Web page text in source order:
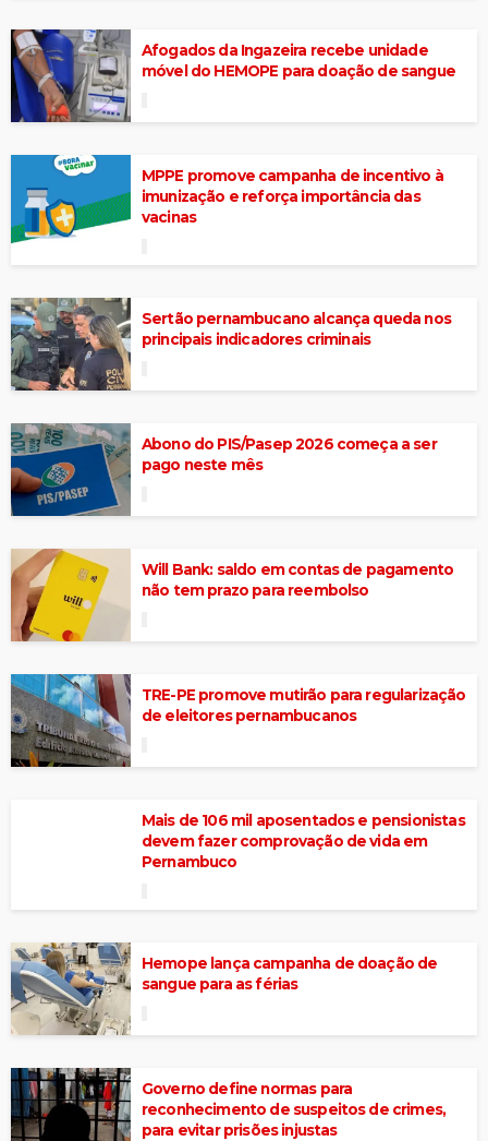
Afogados da Ingazeira recebe unidade
móvel do HEMOPE para doação de sangue
MPPE promove campanha de incentivo à
imunização e reforça importância das
vacinas
Sertão pernambucano alcança queda nos
principais indicadores criminais
Abono do PIS/Pasep 2026 começa a ser
pago neste mês
Will Bank: saldo em contas de pagamento
não tem prazo para reembolso
TRE-PE promove mutirão para regularização
de eleitores pernambucanos
Mais de 106 mil aposentados e pensionistas
devem fazer comprovação de vida em
Pernambuco
Hemope lança campanha de doação de
sangue para as férias
Governo define normas para
reconhecimento de suspeitos de crimes,
para evitar prisões injustas